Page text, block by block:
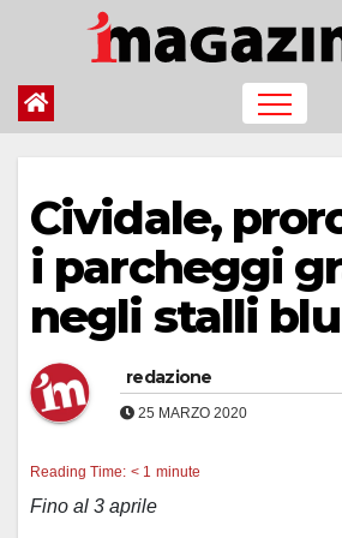
contenuto
Cividale,
i parcheggi
negli stalli blu
redazione
25 MARZO 2020
Reading Time: < 1 minute
Fino al 3 aprile